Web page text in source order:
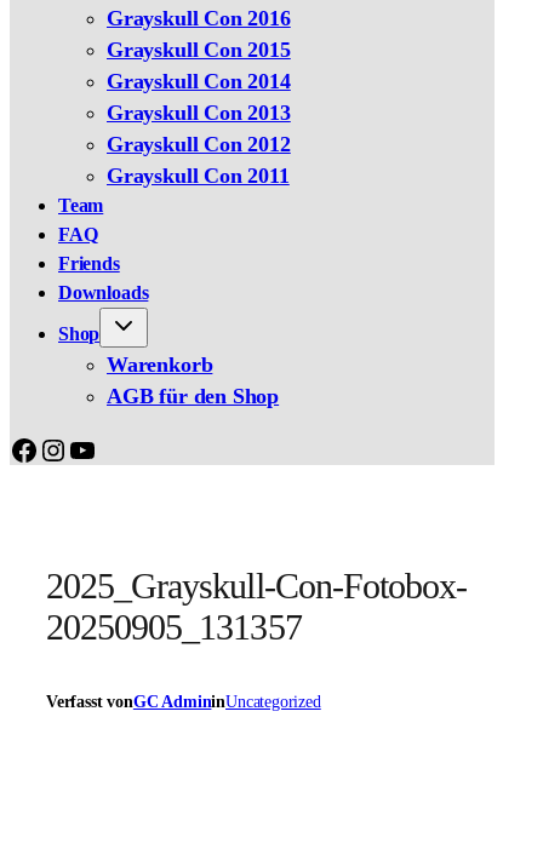
Grayskull Con 2016
Grayskull Con 2015
Grayskull Con 2014
Grayskull Con 2013
Grayskull Con 2012
Grayskull Con 2011
Team
FAQ
Friends
Downloads
Shop
Warenkorb
AGB für den Shop
Facebook
Instagram
YouTube
2025_Grayskull-Con-Fotobox-
20250905_131357
Verfasst vonGC AdmininUncategorized